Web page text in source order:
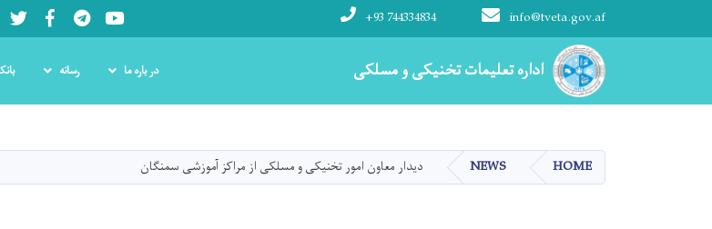
content
اداره تعلیمات تخنیکی و مسلکی
info@tveta.gov.af
+93 744334834
Youtube
LinkedIn
Facebook
Main navigation
اداره تعلیمات تخنیکی و مسلکی در باره ما رسانه
HOME
NEWS دیدار معاون امور تخنیکی و مسلکی از مراکز آموزشی سمنگان